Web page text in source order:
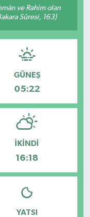
ve Rahîm olan
Sûresi, 163)
GÜNEŞ
05:22
İKINDI
16:18
YATSI